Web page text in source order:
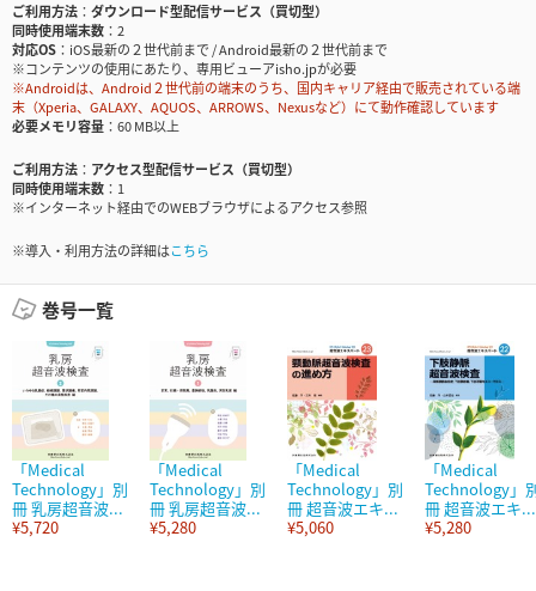
ご利用方法
ダウンロード型配信サービス（買切型）
同時使用端末数
2
対応OS
iOS最新の２世代前まで / Android最新の２世代前まで
※コンテンツの使用にあたり、専用ビューアisho.jpが必要
※Androidは、Android２世代前の端末のうち、国内キャリア経由で販売されている端
末（Xperia、GALAXY、AQUOS、ARROWS、Nexusなど）にて動作確認しています
必要メモリ容量
60 MB以上
ご利用方法
アクセス型配信サービス（買切型）
同時使用端末数
1
※インターネット経由でのWEBブラウザによるアクセス参照
※導入・利用方法の詳細はこちら
巻号一覧
「Medical
Technology」別
冊 乳房超音波...
¥5,720
「Medical
Technology」別
冊 乳房超音波...
¥5,280
「Medical
Technology」別
冊 超音波エキ...
¥5,060
「Medical
Technology」
冊 超音波エキ...
¥5,280